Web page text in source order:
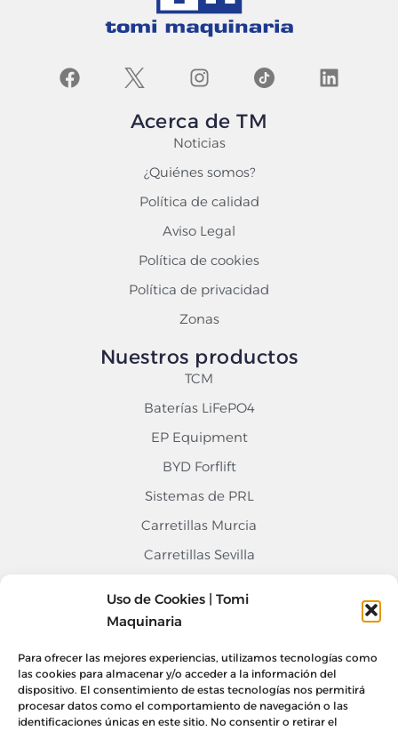
Uso de Cookies | Tomi
Maquinaria
Para ofrecer las mejores experiencias, utilizamos tecnologías como
las cookies para almacenar y/o acceder a la información del
dispositivo. El consentimiento de estas tecnologías nos permitirá
procesar datos como el comportamiento de navegación o las
identificaciones únicas en este sitio. No consentir o retirar el
Acerca de TM
Noticias
¿Quiénes somos?
Política de calidad
Aviso Legal
Política de cookies
Política de privacidad
Zonas
Nuestros productos
TCM
Baterías LiFePO4
EP Equipment
BYD Forflift
Sistemas de PRL
Carretillas Murcia
Carretillas Sevilla
Contacto
info@tomimaquinaria.com
Nuestro Equipo
Sede Central Murcia, Lorquí